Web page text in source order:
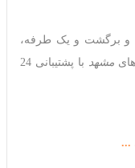
و برگشت و یک طرفه،
مشهد
با پشتیبانی 24
...